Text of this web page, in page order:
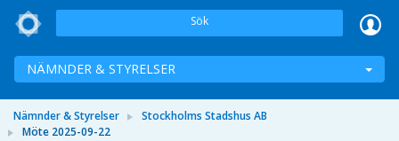
Sök
NÄMNDER & STYRELSER
Nämnder & Styrelser
Stockholms Stadshus AB
Möte 2025-09-22